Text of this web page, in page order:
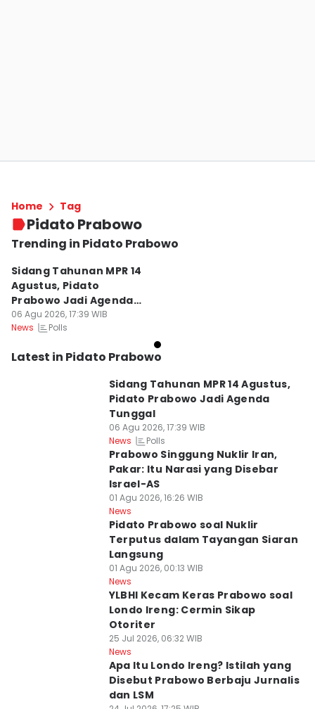
Home Tag
Pidato Prabowo
Trending in Pidato Prabowo
Sidang Tahunan MPR 14
Agustus, Pidato
Prabowo Jadi Agenda
Tunggal
06 Agu 2026, 17:39 WIB
News
Polls
Latest in Pidato Prabowo
Sidang Tahunan MPR 14 Agustus,
Pidato Prabowo Jadi Agenda
Tunggal
06 Agu 2026, 17:39 WIB
News
Polls
Prabowo Singgung Nuklir Iran,
Pakar: Itu Narasi yang Disebar
Israel-AS
01 Agu 2026, 16:26 WIB
News
Pidato Prabowo soal Nuklir
Terputus dalam Tayangan Siaran
Langsung
01 Agu 2026, 00:13 WIB
News
YLBHI Kecam Keras Prabowo soal
Londo Ireng: Cermin Sikap
Otoriter
25 Jul 2026, 06:32 WIB
News
Apa Itu Londo Ireng? Istilah yang
Disebut Prabowo Berbaju Jurnalis
dan LSM